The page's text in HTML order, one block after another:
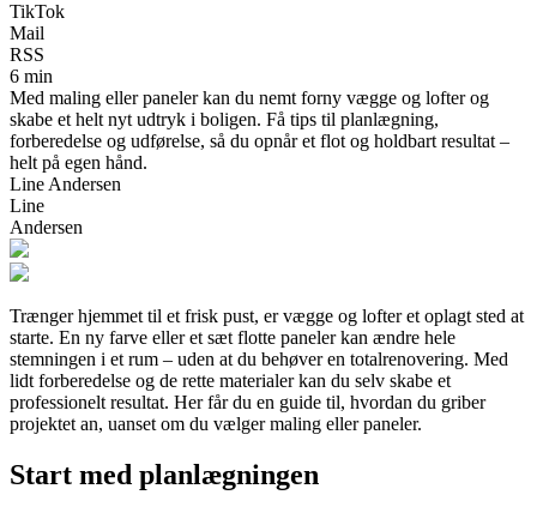
TikTok
Mail
RSS
6 min
Med maling eller paneler kan du nemt forny vægge og lofter og
skabe et helt nyt udtryk i boligen. Få tips til planlægning,
forberedelse og udførelse, så du opnår et flot og holdbart resultat –
helt på egen hånd.
Line Andersen
Line
Andersen
Trænger hjemmet til et frisk pust, er vægge og lofter et oplagt sted at
starte. En ny farve eller et sæt flotte paneler kan ændre hele
stemningen i et rum – uden at du behøver en totalrenovering. Med
lidt forberedelse og de rette materialer kan du selv skabe et
professionelt resultat. Her får du en guide til, hvordan du griber
projektet an, uanset om du vælger maling eller paneler.
Start med planlægningen